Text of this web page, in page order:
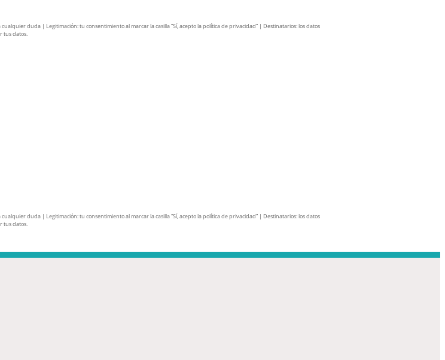
duda | Legitimación: tu consentimiento al marcar la casilla “Sí, acepto la política de privacidad” | Destinatarios: los datos
tus datos.
duda | Legitimación: tu consentimiento al marcar la casilla “Sí, acepto la política de privacidad” | Destinatarios: los datos
tus datos.